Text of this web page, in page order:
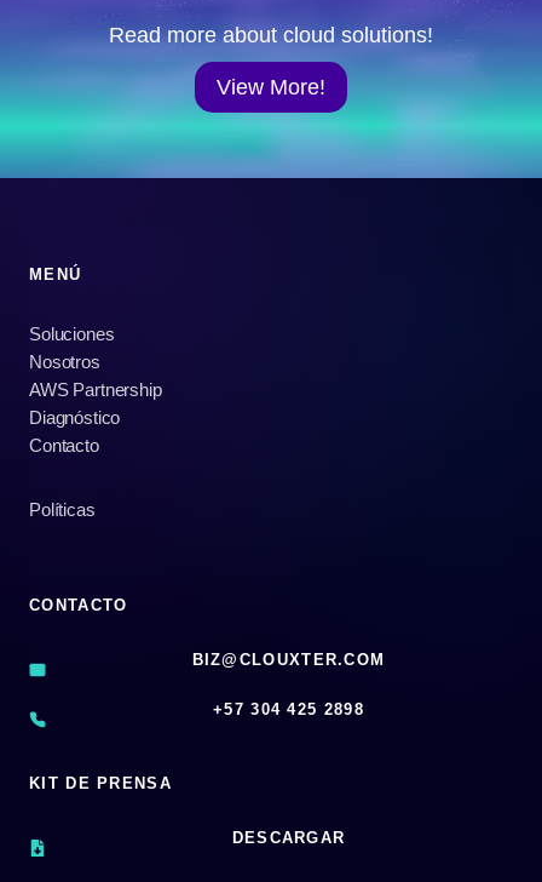
Read more about cloud solutions!
View More!
MENÚ
Soluciones
Nosotros
AWS Partnership
Diagnóstico
Contacto
Políticas
CONTACTO
BIZ@CLOUXTER.COM
‪+57 304 425 2898
KIT DE PRENSA
DESCARGAR